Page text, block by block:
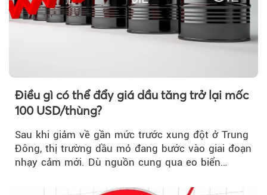
Điều gì có thể đẩy giá dầu tăng trở lại mốc
100 USD/thùng?
Sau khi giảm về gần mức trước xung đột ở Trung
Đông, thị trường dầu mỏ đang bước vào giai đoạn
nhạy cảm mới. Dù nguồn cung qua eo biển